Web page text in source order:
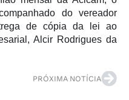
do vereador
de cópia da lei ao
Alcir Rodrigues da
PRÓXIMA NOTÍCIA